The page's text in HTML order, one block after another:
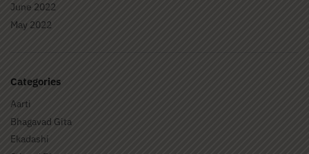
June 2022
May 2022
Categories
Aarti
Bhagavad Gita
Ekadashi